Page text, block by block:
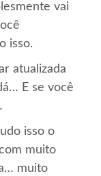
vai
isso.
atualizada
E se você
isso o
muito
muito